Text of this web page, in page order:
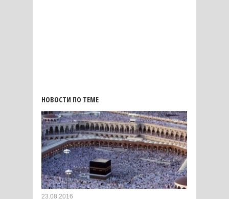
НОВОСТИ ПО ТЕМЕ
23.08.2016